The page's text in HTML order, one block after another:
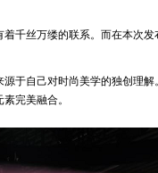
千丝万缕的联系。而在本次
于自己对时尚美学的独创理
完美融合。